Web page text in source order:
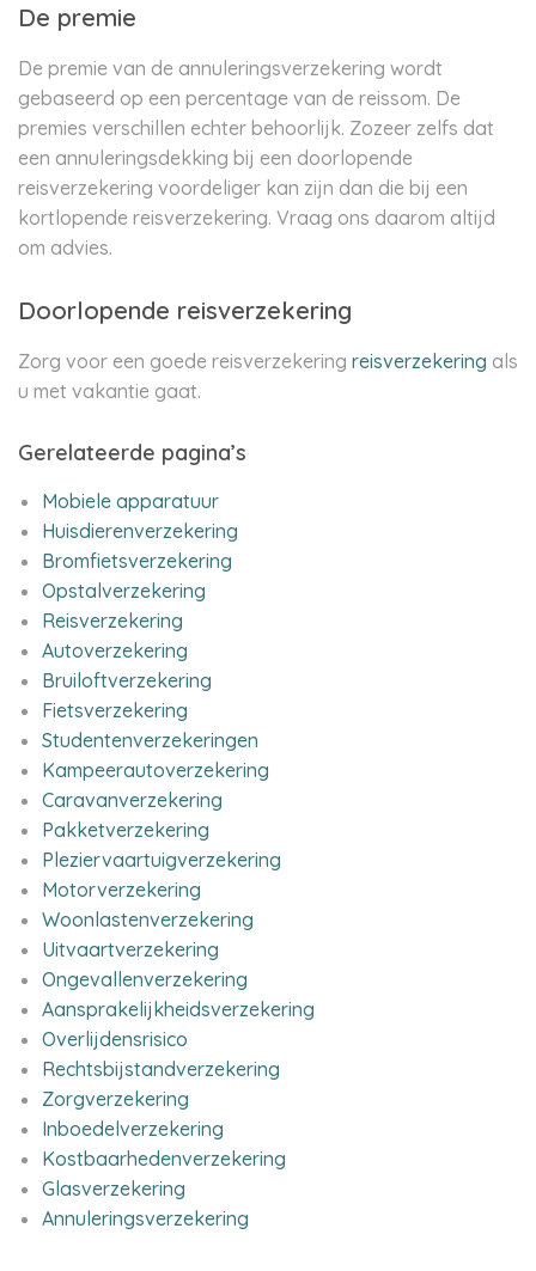
De premie
De premie van de annuleringsverzekering wordt
gebaseerd op een percentage van de reissom. De
premies verschillen echter behoorlijk. Zozeer zelfs dat
een annuleringsdekking bij een doorlopende
reisverzekering voordeliger kan zijn dan die bij een
kortlopende reisverzekering. Vraag ons daarom altijd
om advies.
Doorlopende reisverzekering
Zorg voor een goede reisverzekering reisverzekering als
u met vakantie gaat.
Gerelateerde pagina’s
Mobiele apparatuur
Huisdierenverzekering
Bromfietsverzekering
Opstalverzekering
Reisverzekering
Autoverzekering
Bruiloftverzekering
Fietsverzekering
Studentenverzekeringen
Kampeerautoverzekering
Caravanverzekering
Pakketverzekering
Pleziervaartuigverzekering
Motorverzekering
Woonlastenverzekering
Uitvaartverzekering
Ongevallenverzekering
Aansprakelijkheidsverzekering
Overlijdensrisico
Rechtsbijstandverzekering
Zorgverzekering
Inboedelverzekering
Kostbaarhedenverzekering
Glasverzekering
Annuleringsverzekering